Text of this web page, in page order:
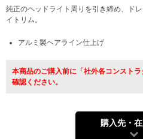
純正のヘッドライト周りを引き締め、ド
イトリム。
アルミ製ヘアライン仕上げ
本商品のご購入前に「社外各コンスト
確認ください。
購入先・